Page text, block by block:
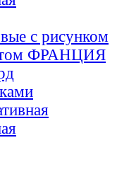
с рисунком
ФРАНЦИЯ